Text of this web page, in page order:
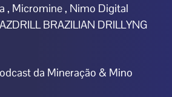
, Micromine, Nimo Digital
BRAZILIAN DRILLYNG
da Mineração & Mino